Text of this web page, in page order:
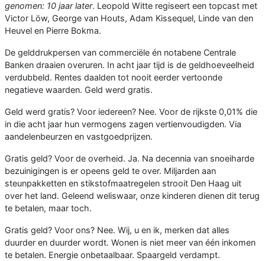
genomen: 10 jaar later. Leopold Witte regiseert een topcast met
Victor Löw, George van Houts, Adam Kissequel, Linde van den
Heuvel en Pierre Bokma.
De gelddrukpersen van commerciële én notabene Centrale
Banken draaien overuren. In acht jaar tijd is de geldhoeveelheid
verdubbeld. Rentes daalden tot nooit eerder vertoonde
negatieve waarden. Geld werd gratis.
Geld werd gratis? Voor iedereen? Nee. Voor de rijkste 0,01% die
in die acht jaar hun vermogens zagen vertienvoudigden. Via
aandelenbeurzen en vastgoedprijzen.
Gratis geld? Voor de overheid. Ja. Na decennia van snoeiharde
bezuinigingen is er opeens geld te over. Miljarden aan
steunpakketten en stikstofmaatregelen strooit Den Haag uit
over het land. Geleend weliswaar, onze kinderen dienen dit terug
te betalen, maar toch.
Gratis geld? Voor ons? Nee. Wij, u en ik, merken dat alles
duurder en duurder wordt. Wonen is niet meer van één inkomen
te betalen. Energie onbetaalbaar. Spaargeld verdampt.